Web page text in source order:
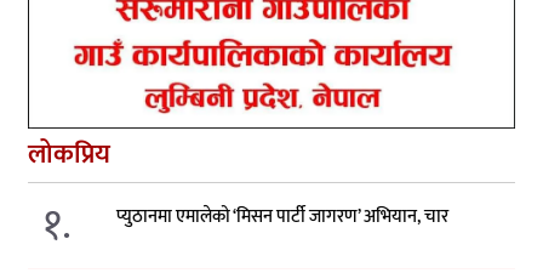
लोकप्रिय
१. प्युठानमा एमालेको ‘मिसन पार्टी जागरण’ अभियान, चार